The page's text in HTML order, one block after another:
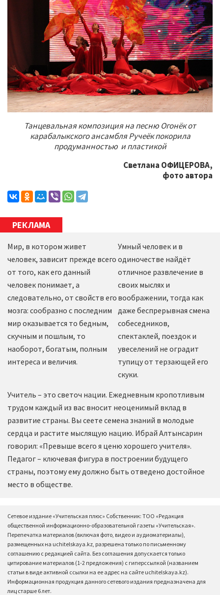
Танцевальная композиция на песню Огонёк от
карабалыкского ансамбля Ручеёк покорила
продуманностью и пластикой
Светлана ОФИЦЕРОВА,
фото автора
РЕКЛАМА
Мир, в котором живет
человек, зависит прежде всего
от того, как его данный
человек понимает, а
следовательно, от свойств его
мозга: сообразно с последним
мир оказывается то бедным,
скучным и пошлым, то
наоборот, богатым, полным
интереса и величия.
Умный человек и в
одиночестве найдёт
отличное развлечение в
своих мыслях и
воображении, тогда как
даже беспрерывная смена
собеседников,
спектаклей, поездок и
увеселений не оградит
тупицу от терзающей его
скуки.
Учитель – это светоч нации. Ежедневным кропотливым
трудом каждый из вас вносит неоценимый вклад в
развитие страны. Вы сеете семена знаний в молодые
сердца и растите мыслящую нацию. Ибрай Алтынсарин
говорил: «Превыше всего я ценю хорошего учителя».
Педагог – ключевая фигура в построении будущего
страны, поэтому ему должно быть отведено достойное
место в обществе.
Сетевое издание «Учительская плюс» Собственник: ТОО «Редакция
общественной информационно-образовательной газеты «Учительская».
Перепечатка материалов (включая фото, видео и аудиоматериалы),
размещенных на uchitelskaya.kz, разрешена только по письменному
соглашению с редакцией сайта. Без соглашения допускается только
цитирование материалов (1-2 предложения) с гиперссылкой (названием
статьи в виде активной ссылки на ее адрес на сайте uchitelskaya.kz).
Информационная продукция данного сетевого издания предназначена для
лиц старше 6 лет.